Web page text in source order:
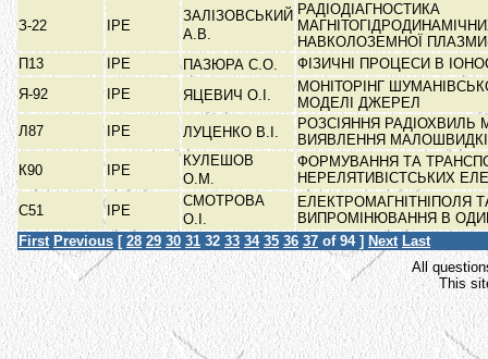
З-22 ІРЕ
ЗАЛІЗОВСЬКИЙ
А.В.
РАДІОДІАГНОСТИКА
НАВКОЛОЗЕМНОЇ
П13
ІРЕ ПАЗЮРА С.О.
ФІЗИЧНІ ПРОЦЕСИ В
Я-92
ІРЕ ЯЦЕВИЧ О.І.
МОНІТОРІНГ
МОДЕЛІ ДЖЕРЕЛ
Л87
ІРЕ ЛУЦЕНКО В.І.
РОЗСІЯННЯ РАДІОХВИЛЬ
ВИЯВЛЕННЯ
К90
ІРЕ
КУЛЕШОВ
О.М.
ФОРМУВАННЯ ТА
НЕРЕЛЯТИВІСТСЬКИХ
С51
ІРЕ
СМОТРОВА
О.І.
ЕЛЕКТРОМАГНІТНІПОЛЯ
ВИПРОМІНЮВАННЯ В
First Previous [ 28 29 30 31 32 33 34 35 36 37 of 94 ] Next Last
All
This